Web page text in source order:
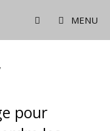
MENU
pour